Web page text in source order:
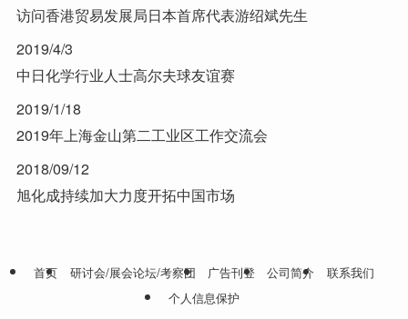
访问香港贸易发展局日本首席代表游绍斌先生
2019/4/3
中日化学行业人士高尔夫球友谊赛
2019/1/18
2019年上海金山第二工业区工作交流会
2018/09/12
旭化成持续加大力度开拓中国市场
首页 研讨会/展会论坛/考察团 广告刊登 公司简介
联系我们
个人信息保护